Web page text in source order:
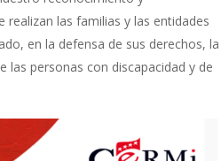
realizan las familias y las entidades
en la defensa de sus derechos, la
las personas con discapacidad y de